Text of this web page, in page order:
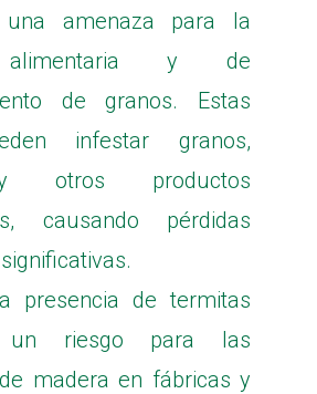
amenaza para la
alimentaria y de
de granos. Estas
infestar granos,
otros productos
causando pérdidas
presencia de termitas
un riesgo para las
madera en fábricas y